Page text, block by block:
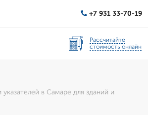
+7 931 33-70-19
Рассчитайте
стоимость онлайн
в Самаре для зданий и